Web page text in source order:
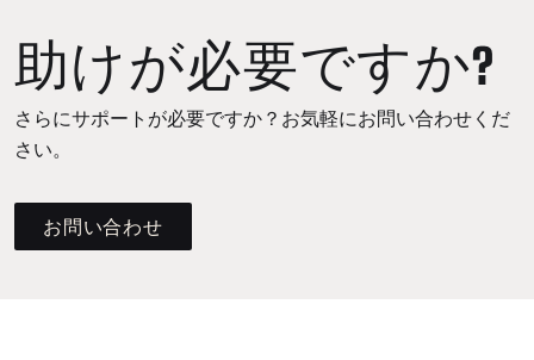
助けが必要ですか?
さらにサポートが必要ですか？お気軽にお問い合わせくだ
さい。
お問い合わせ